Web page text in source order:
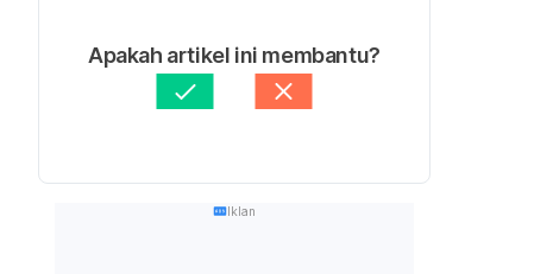
Apakah artikel ini membantu?
Iklan